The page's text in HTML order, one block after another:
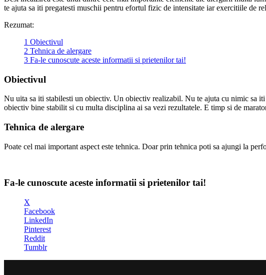
te ajuta sa iti pregatesti muschii pentru efortul fizic de intensitate iar exercitiile de
Rezumat:
1 Obiectivul
2 Tehnica de alergare
3 Fa-le cunoscute aceste informatii si prietenilor tai!
Obiectivul
Nu uita sa iti stabilesti un obiectiv. Un obiectiv realizabil. Nu te ajuta cu nimic sa
obiectiv bine stabilit si cu multa disciplina ai sa vezi rezultatele. E timp si de
Tehnica de alergare
Poate cel mai important aspect este tehnica. Doar prin tehnica poti sa ajungi la
Fa-le cunoscute aceste informatii si prietenilor tai!
X
Facebook
LinkedIn
Pinterest
Reddit
Tumblr